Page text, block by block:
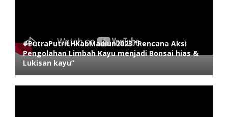
#PutraPutriLHKabMadiun2023 “Rencana Aksi
Pengolahan Limbah Kayu menjadi Bonsai hias &
Lukisan kayu”